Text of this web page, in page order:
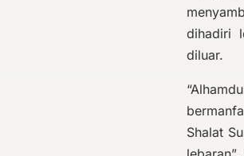
dihadiri
diluar.
Shalat